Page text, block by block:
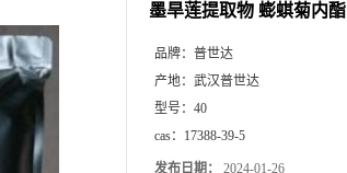
墨旱莲提取物 蟛蜞菊内酯
品牌： 普世达
产地： 武汉普世达
型号： 40
cas： 17388-39-5
发布日期： 2024-01-26